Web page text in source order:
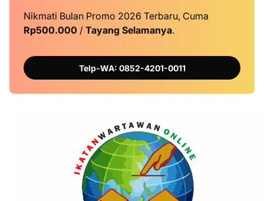
Nikmati Bulan Promo 2026 Terbaru, Cuma
Rp500.000 / Tayang Selamanya.
Telp-WA: 0852-4201-0011